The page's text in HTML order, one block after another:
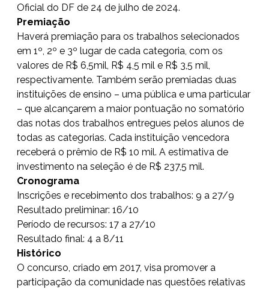
Oficial do DF de 24 de julho de 2024.
Premiação
Haverá premiação para os trabalhos selecionados
em 1º, 2º e 3º lugar de cada categoria, com os
valores de R$ 6,5mil, R$ 4,5 mil e R$ 3,5 mil,
respectivamente. Também serão premiadas duas
instituições de ensino – uma pública e uma particular
– que alcançarem a maior pontuação no somatório
das notas dos trabalhos entregues pelos alunos de
todas as categorias. Cada instituição vencedora
receberá o prêmio de R$ 10 mil. A estimativa de
investimento na seleção é de R$ 237,5 mil.
Cronograma
Inscrições e recebimento dos trabalhos: 9 a 27/9
Resultado preliminar: 16/10
Período de recursos: 17 a 27/10
Resultado final: 4 a 8/11
Histórico
O concurso, criado em 2017, visa promover a
participação da comunidade nas questões relativas